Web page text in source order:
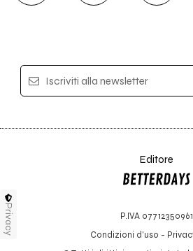
Iscriviti alla newsletter
Editore
P.IVA 07712350961
Condizioni d'uso -
Privacy